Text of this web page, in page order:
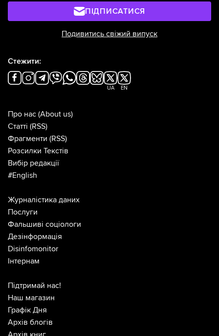
ПІДПИСАТИСЯ
Подивитись свіжий випуск
Стежити:
UA EN
Про нас (About us)
Статті (RSS)
Фрагменти (RSS)
Розсилки Текстів
Вибір редакції
#English
Журналістика даних
Послуги
Фальшиві соціологи
Дезінформація
Disinfomonitor
Інтернам
Підтримай нас!
Наш магазин
Графік Дня
Архів блогів